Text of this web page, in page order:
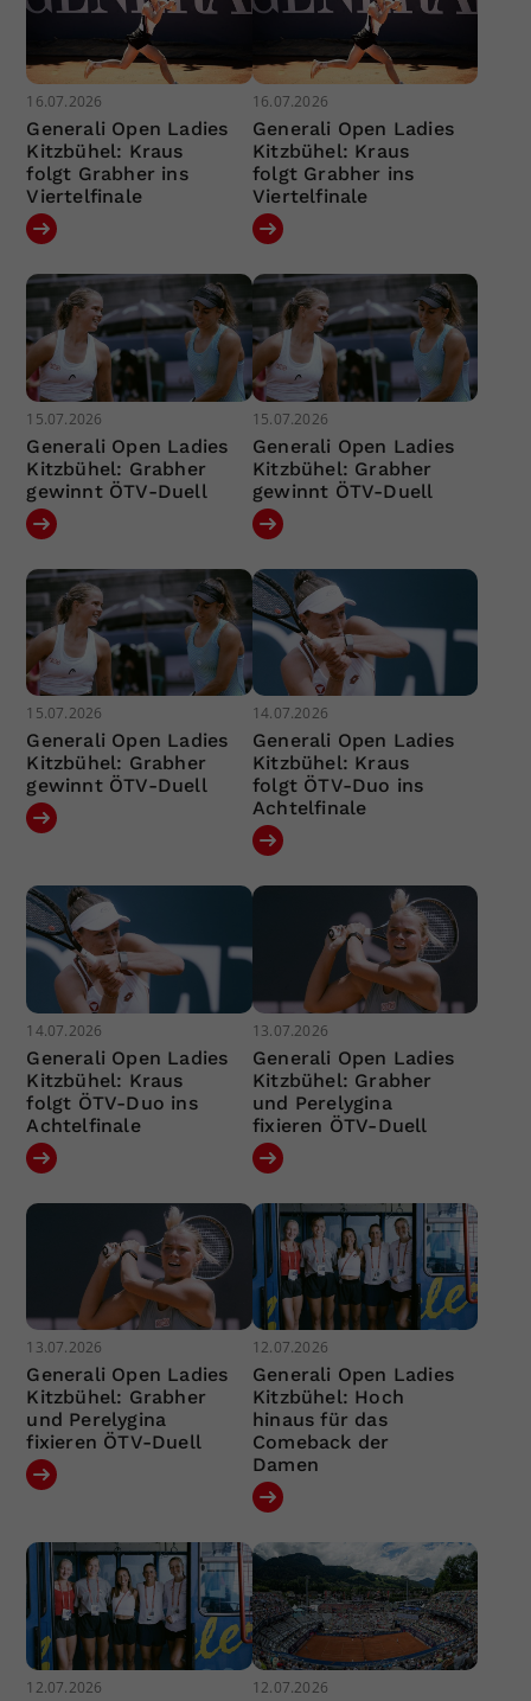
16.07.2026
Generali Open Ladies
Kitzbühel: Kraus
folgt Grabher ins
Viertelfinale
16.07.2026
Generali Open Ladies
Kitzbühel: Kraus
folgt Grabher ins
Viertelfinale
15.07.2026
Generali Open Ladies
Kitzbühel: Grabher
gewinnt ÖTV-Duell
15.07.2026
Generali Open Ladies
Kitzbühel: Grabher
gewinnt ÖTV-Duell
15.07.2026
Generali Open Ladies
Kitzbühel: Grabher
gewinnt ÖTV-Duell
14.07.2026
Generali Open Ladies
Kitzbühel: Kraus
folgt ÖTV-Duo ins
Achtelfinale
14.07.2026
Generali Open Ladies
Kitzbühel: Kraus
folgt ÖTV-Duo ins
Achtelfinale
13.07.2026
Generali Open Ladies
Kitzbühel: Grabher
und Perelygina
fixieren ÖTV-Duell
13.07.2026
Generali Open Ladies
Kitzbühel: Grabher
und Perelygina
fixieren ÖTV-Duell
12.07.2026
Generali Open Ladies
Kitzbühel: Hoch
hinaus für das
Comeback der
Damen
12.07.2026 12.07.2026